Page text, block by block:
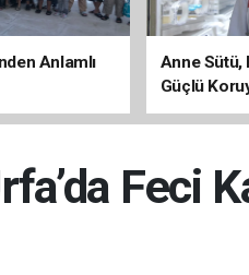
Anlamlı
Anne Sütü,
Güçlü
Feci